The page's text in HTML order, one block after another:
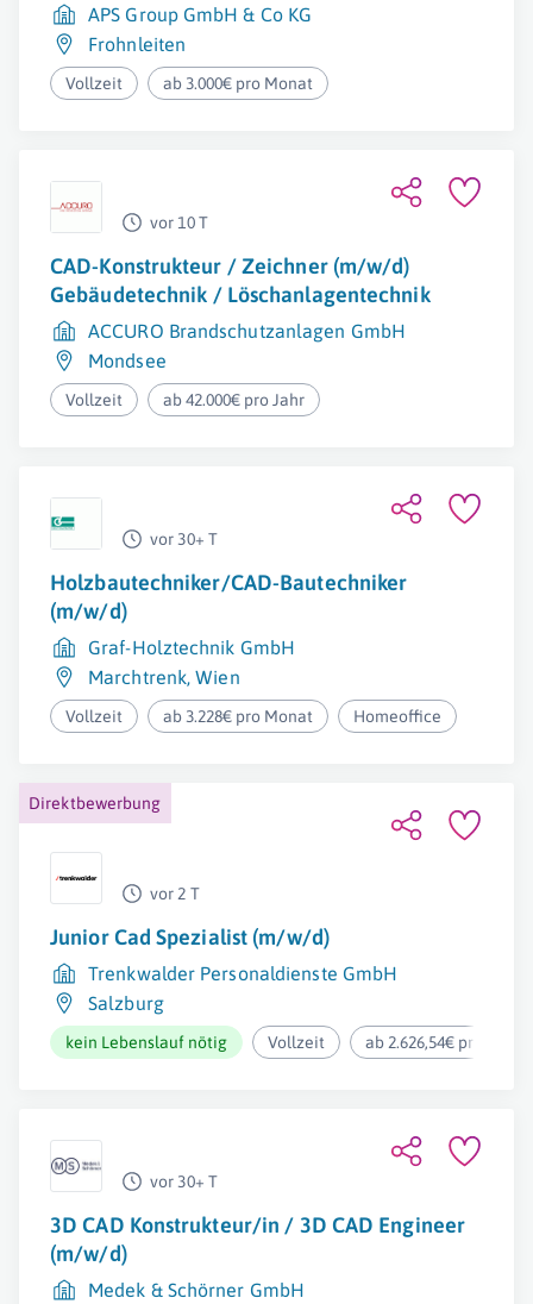
APS Group GmbH & Co KG
Frohnleiten
Vollzeit ab 3.000€ pro Monat
vor 10 T
CAD-Konstrukteur / Zeichner (m/w/d)
Gebäudetechnik / Löschanlagentechnik
ACCURO Brandschutzanlagen GmbH
Mondsee
Vollzeit ab 42.000€ pro Jahr
vor 30+ T
Holzbautechniker/CAD-Bautechniker
(m/w/d)
Graf-Holztechnik GmbH
Marchtrenk,Wien
Vollzeit ab 3.228€ pro Monat Homeoffice
Direktbewerbung
vor 2 T
Junior Cad Spezialist (m/w/d)
Trenkwalder Personaldienste GmbH
Salzburg
kein Lebenslauf nötig Vollzeit ab 2.626,54€ pro
vor 30+ T
3D CAD Konstrukteur/in / 3D CAD Engineer
(m/w/d)
Medek & Schörner GmbH